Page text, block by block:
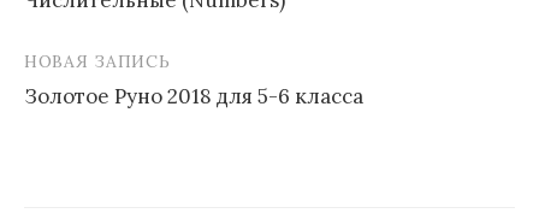
по
записям
НОВАЯ ЗАПИСЬ
Золотое Руно 2018 для 5-6 класса